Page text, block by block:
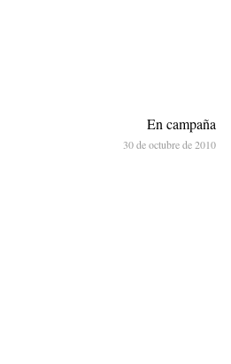
En campaña
30 de octubre de 2010